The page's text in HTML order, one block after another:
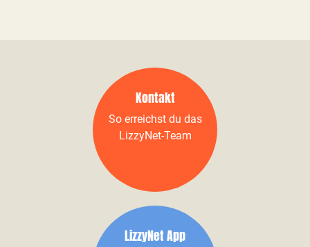
Kontakt
So erreichst du das
LizzyNet-Team
LizzyNet App